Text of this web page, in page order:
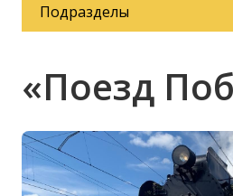
Подразделы
«Поезд